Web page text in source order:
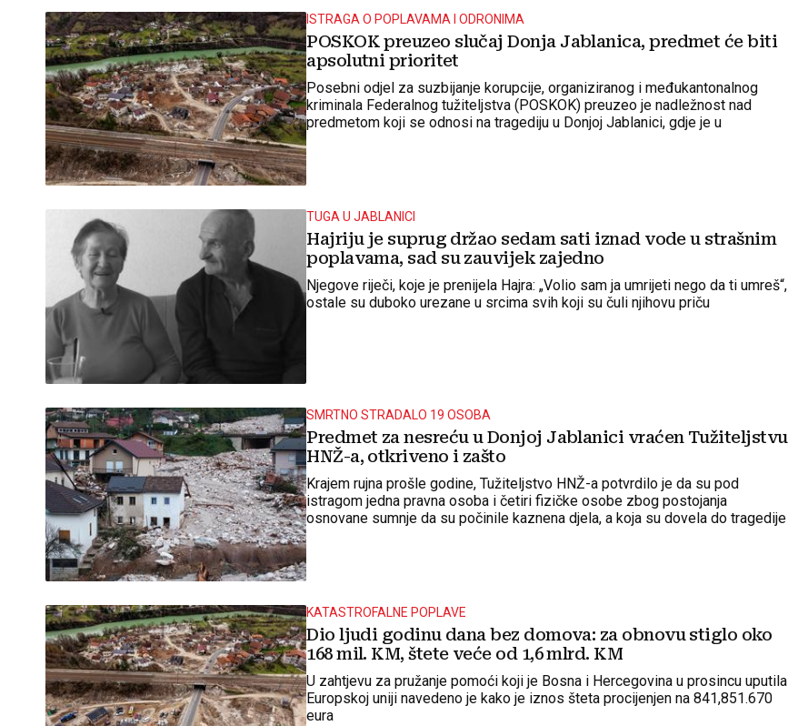
ISTRAGA O POPLAVAMA I ODRONIMA
POSKOK preuzeo slučaj Donja Jablanica, predmet će biti
apsolutni prioritet
Posebni odjel za suzbijanje korupcije, organiziranog i međukantonalnog
kriminala Federalnog tužiteljstva (POSKOK) preuzeo je nadležnost nad
predmetom koji se odnosi na tragediju u Donjoj Jablanici, gdje je u
TUGA U JABLANICI
Hajriju je suprug držao sedam sati iznad vode u strašnim
poplavama, sad su zauvijek zajedno
Njegove riječi, koje je prenijela Hajra: „Volio sam ja umrijeti nego da ti umreš“,
ostale su duboko urezane u srcima svih koji su čuli njihovu priču
SMRTNO STRADALO 19 OSOBA
Predmet za nesreću u Donjoj Jablanici vraćen Tužiteljstvu
HNŽ-a, otkriveno i zašto
Krajem rujna prošle godine, Tužiteljstvo HNŽ-a potvrdilo je da su pod
istragom jedna pravna osoba i četiri fizičke osobe zbog postojanja
osnovane sumnje da su počinile kaznena djela, a koja su dovela do tragedije
KATASTROFALNE POPLAVE
Dio ljudi godinu dana bez domova: za obnovu stiglo oko
168 mil. KM, štete veće od 1,6 mlrd. KM
U zahtjevu za pružanje pomoći koji je Bosna i Hercegovina u prosincu uputila
Europskoj uniji navedeno je kako je iznos šteta procijenjen na 841,851.670
eura